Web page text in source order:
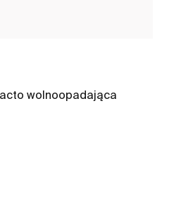
wolnoopadająca